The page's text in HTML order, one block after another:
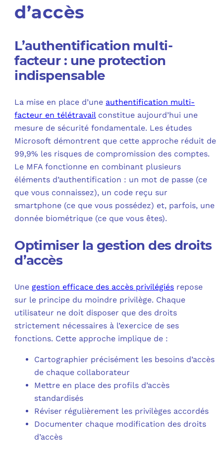
d’accès
L’authentification multi-
facteur : une protection
indispensable
La mise en place d’une authentification multi-
facteur en télétravail constitue aujourd’hui une
mesure de sécurité fondamentale. Les études
Microsoft démontrent que cette approche réduit de
99,9% les risques de compromission des comptes.
Le MFA fonctionne en combinant plusieurs
éléments d’authentification : un mot de passe (ce
que vous connaissez), un code reçu sur
smartphone (ce que vous possédez) et, parfois, une
donnée biométrique (ce que vous êtes).
Optimiser la gestion des droits
d’accès
Une gestion efficace des accès privilégiés repose
sur le principe du moindre privilège. Chaque
utilisateur ne doit disposer que des droits
strictement nécessaires à l’exercice de ses
fonctions. Cette approche implique de :
Cartographier précisément les besoins d’accès
de chaque collaborateur
Mettre en place des profils d’accès
standardisés
Réviser régulièrement les privilèges accordés
Documenter chaque modification des droits
d’accès